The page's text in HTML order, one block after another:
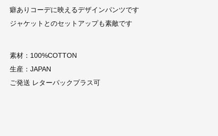
癖ありコーデに映えるデザインパンツです
ジャケットとのセットアップも素敵です
素材：100%COTTON
生産：JAPAN
ご発送 レターパックプラス可